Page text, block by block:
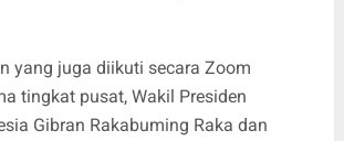
yang juga diikuti secara Zoom
tingkat pusat, Wakil Presiden
Gibran Rakabuming Raka dan